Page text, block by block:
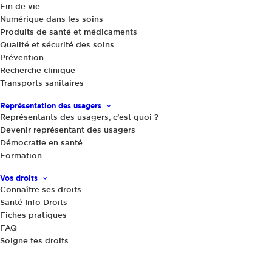
Fin de vie
Numérique dans les soins
Produits de santé et médicaments
Qualité et sécurité des soins
Prévention
Recherche clinique
Transports sanitaires
Représentation des usagers
Représentants des usagers, c’est quoi ?
Devenir représentant des usagers
Démocratie en santé
Formation
Vos droits
Connaître ses droits
Santé Info Droits
Fiches pratiques
FAQ
Soigne tes droits